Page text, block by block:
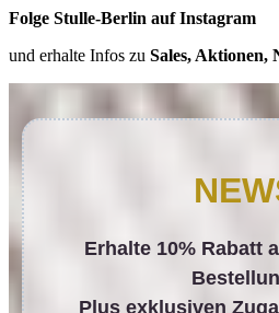
Folge Stulle-Berlin auf Instagram
und erhalte Infos zu Sales, Aktionen,
Erhalte 10% Rabatt
Plus exklusiven